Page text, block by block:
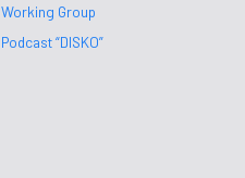
Working Group
Podcast “DISKO”